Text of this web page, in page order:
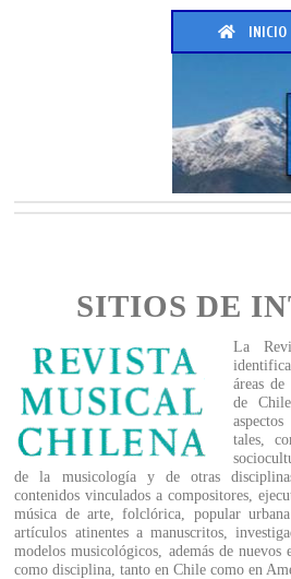
INICIO
SITIOS DE
La
áreas
de
tales,
de la musicología y de otras
contenidos vinculados a compositores,
música de arte, folclórica, popular
artículos atinentes a manuscritos,
modelos musicológicos, además de nuevos
como disciplina, tanto en Chile como en